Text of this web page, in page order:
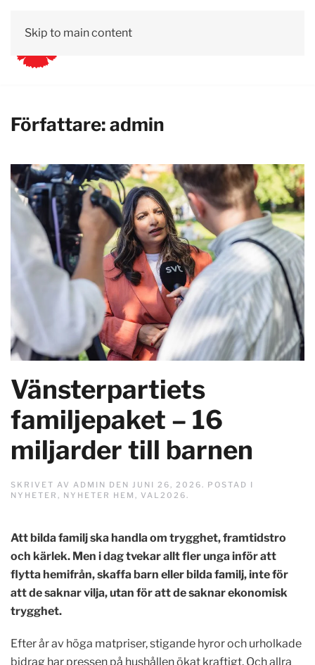
Skip to main content
Författare:admin
Vänsterpartiets
familjepaket – 16
miljarder till barnen
SKRIVET AV ADMIN DEN JUNI 26, 2026 . POSTAD I
NYHETER , NYHETER HEM , VAL2026 .
Att bilda familj ska handla om trygghet, framtidstro
och kärlek. Men i dag tvekar allt fler unga inför att
flytta hemifrån, skaffa barn eller bilda familj, inte för
att de saknar vilja, utan för att de saknar ekonomisk
trygghet.
Efter år av höga matpriser, stigande hyror och urholkade
bidrag har pressen på hushållen ökat kraftigt. Och allra